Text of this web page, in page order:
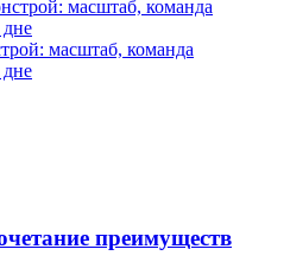
масштаб, команда
дне
преимуществ